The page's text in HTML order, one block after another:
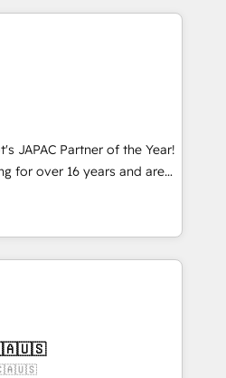
São Paulo, BR
NY
O objetivo é
equipes
oficiais da HubSpot
globais permitindo
em reais com nota
de até 50% na
de IA especializados em
tarefas executam rotinas
utilizam a Nexforce. Somos
na América Latina e
sucesso do cliente da
JAPAC Partner of the Year!
for over 16 years and are
and technically
specialise in
implementations,
portal development,
Partner and we contribute